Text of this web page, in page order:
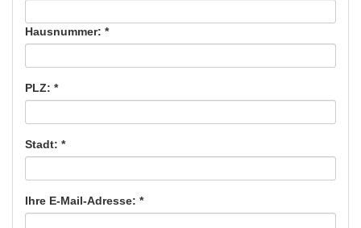
Hausnummer: *
PLZ: *
Stadt: *
Ihre E-Mail-Adresse: *